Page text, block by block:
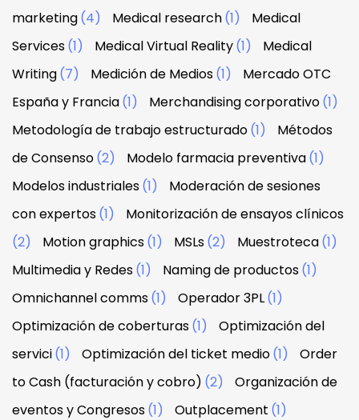
marketing(4) Medical research(1)
Medical
Services(1) Medical Virtual Reality(1)
Medical
Writing(7) Medición de Medios(1)
Mercado OTC
España y Francia(1) Merchandising corporativo(1)
Metodología de trabajo estructurado(1)
Métodos
de Consenso(2) Modelo farmacia preventiva(1)
Modelos industriales(1)
Moderación de sesiones
con expertos(1)
Monitorización de ensayos clínicos
(2)
Motion graphics(1) MSLs(2) Muestroteca(1)
Multimedia y Redes(1) Naming de productos(1)
Omnichannel comms(1) Operador 3PL(1)
Optimización de coberturas(1)
Optimización del
servici(1) Optimización del ticket medio(1)
Order
to Cash (facturación y cobro) (2)
Organización de
eventos y Congresos(1) Outplacement (1)